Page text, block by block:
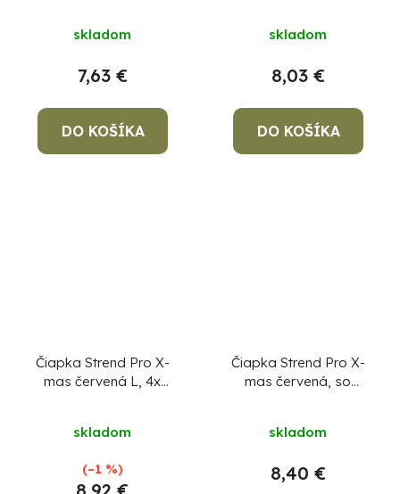
skladom
7,63 €
DO KOŠÍKA
skladom
8,03 €
DO KOŠÍKA
Čiapka Strend Pro X-
mas červená L, 4x
skladom
(–1 %)
Čiapka Strend Pro X-
mas červená, so
skladom
8,40 €